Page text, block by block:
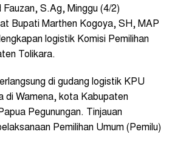
S.Ag, Minggu (4/2)
Bupati Marthen Kogoya, SH, MAP
logistik Komisi Pemilihan
Tolikara.
di gudang logistik KPU
di Wamena, kota Kabupaten
Pegunungan. Tinjauan
Pemilihan Umum (Pemilu)